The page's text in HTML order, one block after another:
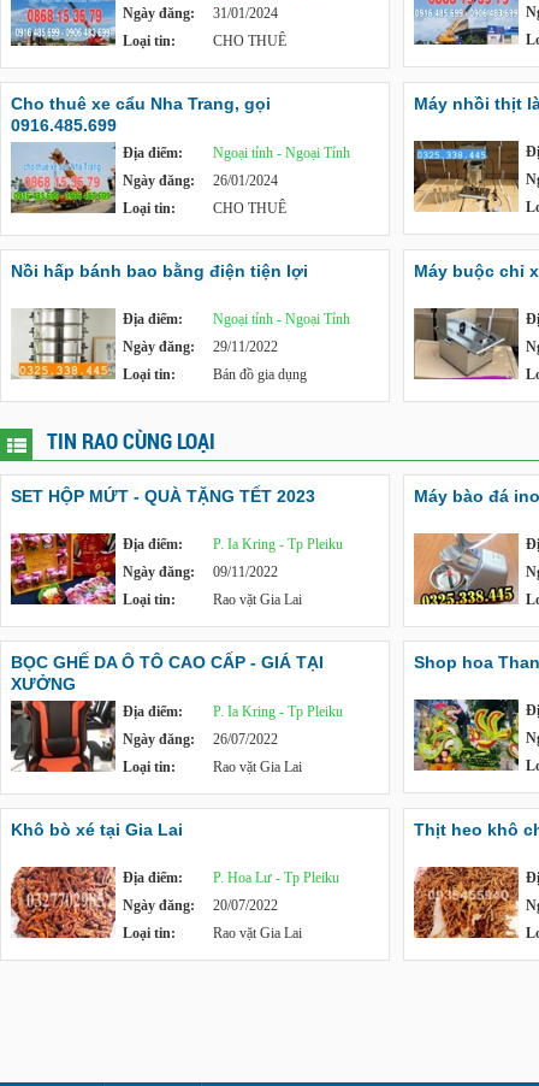
Ngày đăng:
31/01/2024
Loại tin:
CHO THUÊ
Cho thuê xe cẩu Nha Trang, gọi
0916.485.699
Địa điểm:
Ngoại tỉnh - Ngoại Tỉnh
Ngày đăng:
26/01/2024
Loại tin:
CHO THUÊ
Máy nhồi thịt
Nồi hấp bánh bao bằng điện tiện lợi
Địa điểm:
Ngoại tỉnh - Ngoại Tỉnh
Ngày đăng:
29/11/2022
Loại tin:
Bán đồ gia dụng
Máy buộc chỉ
TIN RAO CÙNG LOẠI
SET HỘP MỨT - QUÀ TẶNG TẾT 2023
Địa điểm:
P. Ia Kring - Tp Pleiku
Ngày đăng:
09/11/2022
Loại tin:
Rao vặt Gia Lai
Máy bào đá
BỌC GHẾ DA Ô TÔ CAO CẤP - GIÁ TẠI
XƯỞNG
Địa điểm:
P. Ia Kring - Tp Pleiku
Ngày đăng:
26/07/2022
Loại tin:
Rao vặt Gia Lai
Shop hoa
Khô bò xé tại Gia Lai
Địa điểm:
P. Hoa Lư - Tp Pleiku
Ngày đăng:
20/07/2022
Loại tin:
Rao vặt Gia Lai
Thịt heo khô